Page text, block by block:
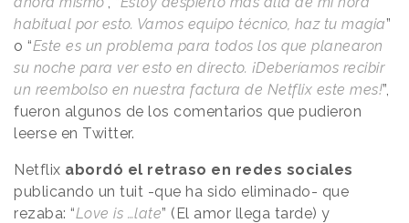
habitual por esto. Vamos equipo técnico, haz tu magia”
o “Este es un problema para todos los que planearon
su noche para ver esto en directo. ¡Deberíamos recibir
un reembolso en nuestra factura de Netflix este mes!”,
fueron algunos de los comentarios que pudieron
leerse en Twitter.
Netflix abordó el retraso en redes sociales
publicando un tuit -que ha sido eliminado- que
rezaba: “Love is …late” (El amor llega tarde) y